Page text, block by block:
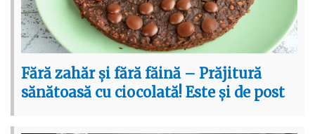
Fără zahăr și fără făină – Prăjitură
sănătoasă cu ciocolată! Este și de post